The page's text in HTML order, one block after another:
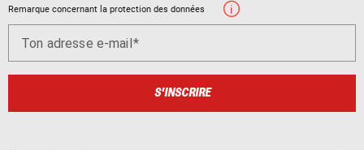
Remarque concernant la protection des données
Ton adresse e-mail
S'INSCRIRE